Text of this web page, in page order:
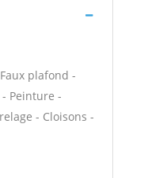
plafond -
Peinture -
- Cloisons -